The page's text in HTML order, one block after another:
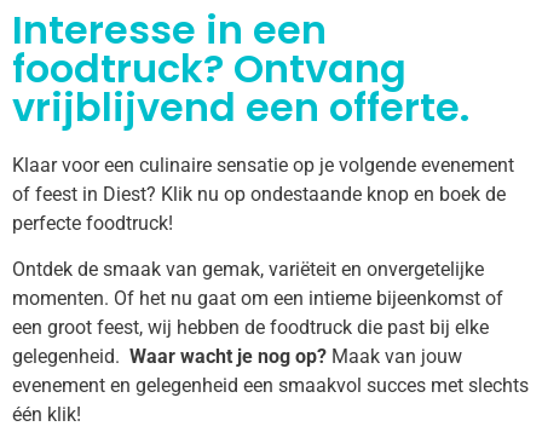
Interesse in een
foodtruck? Ontvang
vrijblijvend een offerte.
Klaar voor een culinaire sensatie op je volgende evenement
of feest in Diest? Klik nu op ondestaande knop en boek de
perfecte foodtruck!
Ontdek de smaak van gemak, variëteit en onvergetelijke
momenten. Of het nu gaat om een intieme bijeenkomst of
een groot feest, wij hebben de foodtruck die past bij elke
gelegenheid. Waar wacht je nog op? Maak van jouw
evenement en gelegenheid een smaakvol succes met slechts
één klik!